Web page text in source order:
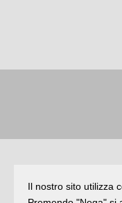
Il nostro sito utilizza